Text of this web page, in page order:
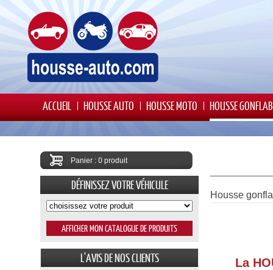
ACCUEIL HOUSSE AUTO HOUSSE MOTO HOUSSE
Housse
La
Panier : 0 produit
DÉFINISSEZ VOTRE VÉHICULE
L'AVIS DE NOS CLIENTS